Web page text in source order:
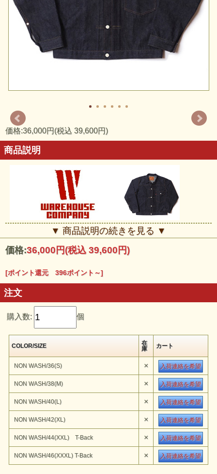
価格:36,000円(税込 39,600円)
商品説明
■■■WAREHOUSE■■■
「妥協することを許してもらえない」そ れは、自分自身の価値観を
しっかりと持ちながら時代感覚も含めたシビアな目で服を選ぶ人や遠
い昔より伝えられてきた手法 と何十年も磨きあげてきた独自の技術
を持つ職人達に許してもらえないのではありません。仕事が妥協を拒
結果として人を魅了してやまない印象を持つ物ができあがります。要
するに仕事が妥協を許さない。そして、その結晶がウエアハウスの作
WAREHOUSE『Lot 2001XX 1ST TYPE』のご紹介です。
ウエアハウスの最もベーシックなＧジャンであるLot 2001XXです。
Lot 1001と同じデニムを使用し、マイナーチェンジを繰り返しながら
生産を続けているタイプとなります。 こちらの仕様については、
「ファーストモデル」のＧジャンとしては後期型のディテールを踏襲
しております。箱型のプリーツ止めの位置、バックルバックの尾 錠
の形状などがそれらの特徴となりますが、オレンジとイエローが平行
に走るステッチや、袖が一枚生地で接ぎがない仕様も見逃せない特徴
となります。
※SIZE 44 46 のみT-BACK Style
▼ 商品説明の続きを見る ▼
価格:36,000円(税込 39,600円)
[ポイント還元 396ポイント～]
注文
購入数: 個
COLOR/SIZE
在
庫
カート
NON WASH/36(S) × 入荷連絡を希望
NON WASH/38(M) × 入荷連絡を希望
NON WASH/40(L) × 入荷連絡を希望
NON WASH/42(XL) × 入荷連絡を希望
NON WASH/44(XXL) T-Back × 入荷連絡を希望
NON WASH/46(XXXL) T-Back × 入荷連絡を希望